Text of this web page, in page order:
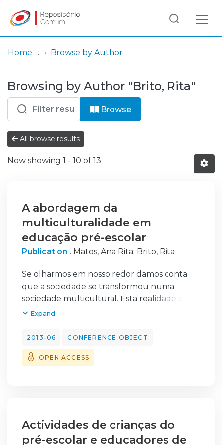
& Collections
Browse repository
Entities
Log
In
(current)
Home Browse by Author
Browsing by Author "Brito, Rita"
Browse
All browse results
Now showing 1 - 10 of 13
A abordagem da
multiculturalidade em
educação pré-escolar
Publication . Matos, Ana Rita; Brito, Rita
Se olharmos em nosso redor damos conta
que a sociedade se transformou numa
sociedade multicultural. Esta realidade está
presente nas nossas escolas e deu origem a
escola multicultural aceita e defende o
pluralismo das famílias e das comunidades
dos alunos, estruturando-se para acolher
a minha Prática Pedagógica e tendo crianças
em sala cujos pais são de várias
Expand
2013-06 CONFERENCE OBJECT
OPEN ACCESS
Actividades de crianças do
pré-escolar e educadores de